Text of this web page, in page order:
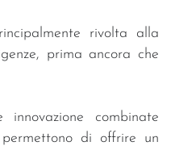
rivolta alla
prima ancora che
combinate
di offrire un